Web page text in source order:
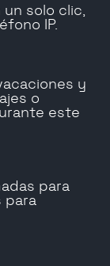
un solo clic,
IP.
y
o
este
para
para